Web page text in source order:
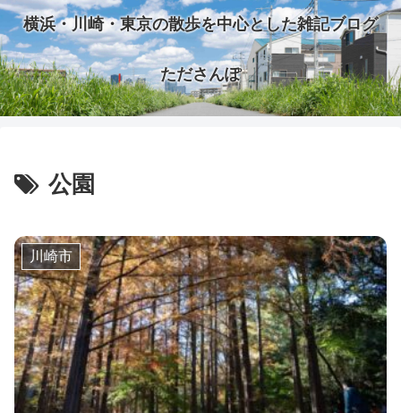
横浜・川崎・東京の散歩を中心とした雑記ブログ
たださんぽ
公園
川崎市